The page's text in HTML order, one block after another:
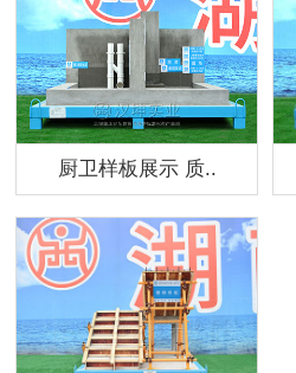
厨卫样板展示 质..